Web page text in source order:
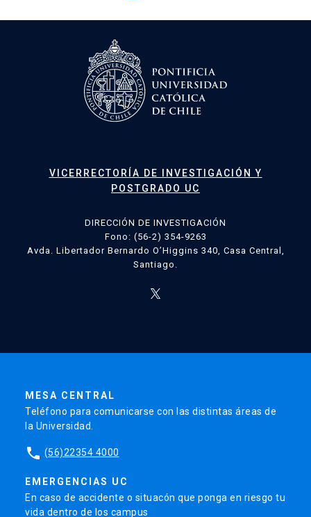
entradas
VICERRECTORÍA DE INVESTIGACIÓN Y
POSTGRADO UC
DIRECCIÓN DE INVESTIGACIÓN
Fono: (56-2) 354-9263
Avda. Libertador Bernardo O’Higgins 340, Casa Central,
Santiago.
MESA CENTRAL
Teléfono para comunicarse con las distintas áreas de
la Universidad.
phone (56)22354 4000
EMERGENCIAS UC
En caso de accidente o situacón que ponga en riesgo tu
vida dentro de los campus